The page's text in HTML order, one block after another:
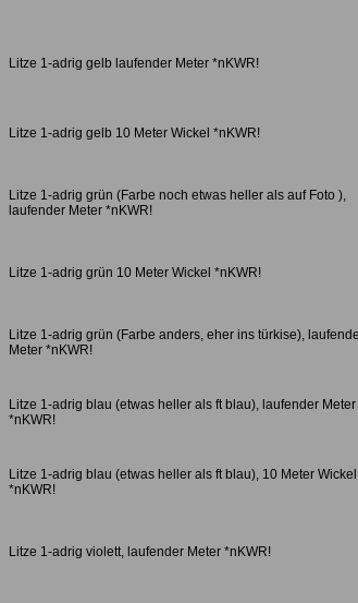
Litze 1-adrig gelb laufender Meter *nKWR!
Litze 1-adrig gelb 10 Meter Wickel *nKWR!
Litze 1-adrig grün (Farbe noch etwas heller als auf Foto ),
laufender Meter *nKWR!
Litze 1-adrig grün 10 Meter Wickel *nKWR!
Litze 1-adrig grün (Farbe anders, eher ins türkise),
Meter *nKWR!
Litze 1-adrig blau (etwas heller als ft blau), laufender Meter
*nKWR!
Litze 1-adrig blau (etwas heller als ft blau), 10 Meter Wickel
*nKWR!
Litze 1-adrig violett, laufender Meter *nKWR!